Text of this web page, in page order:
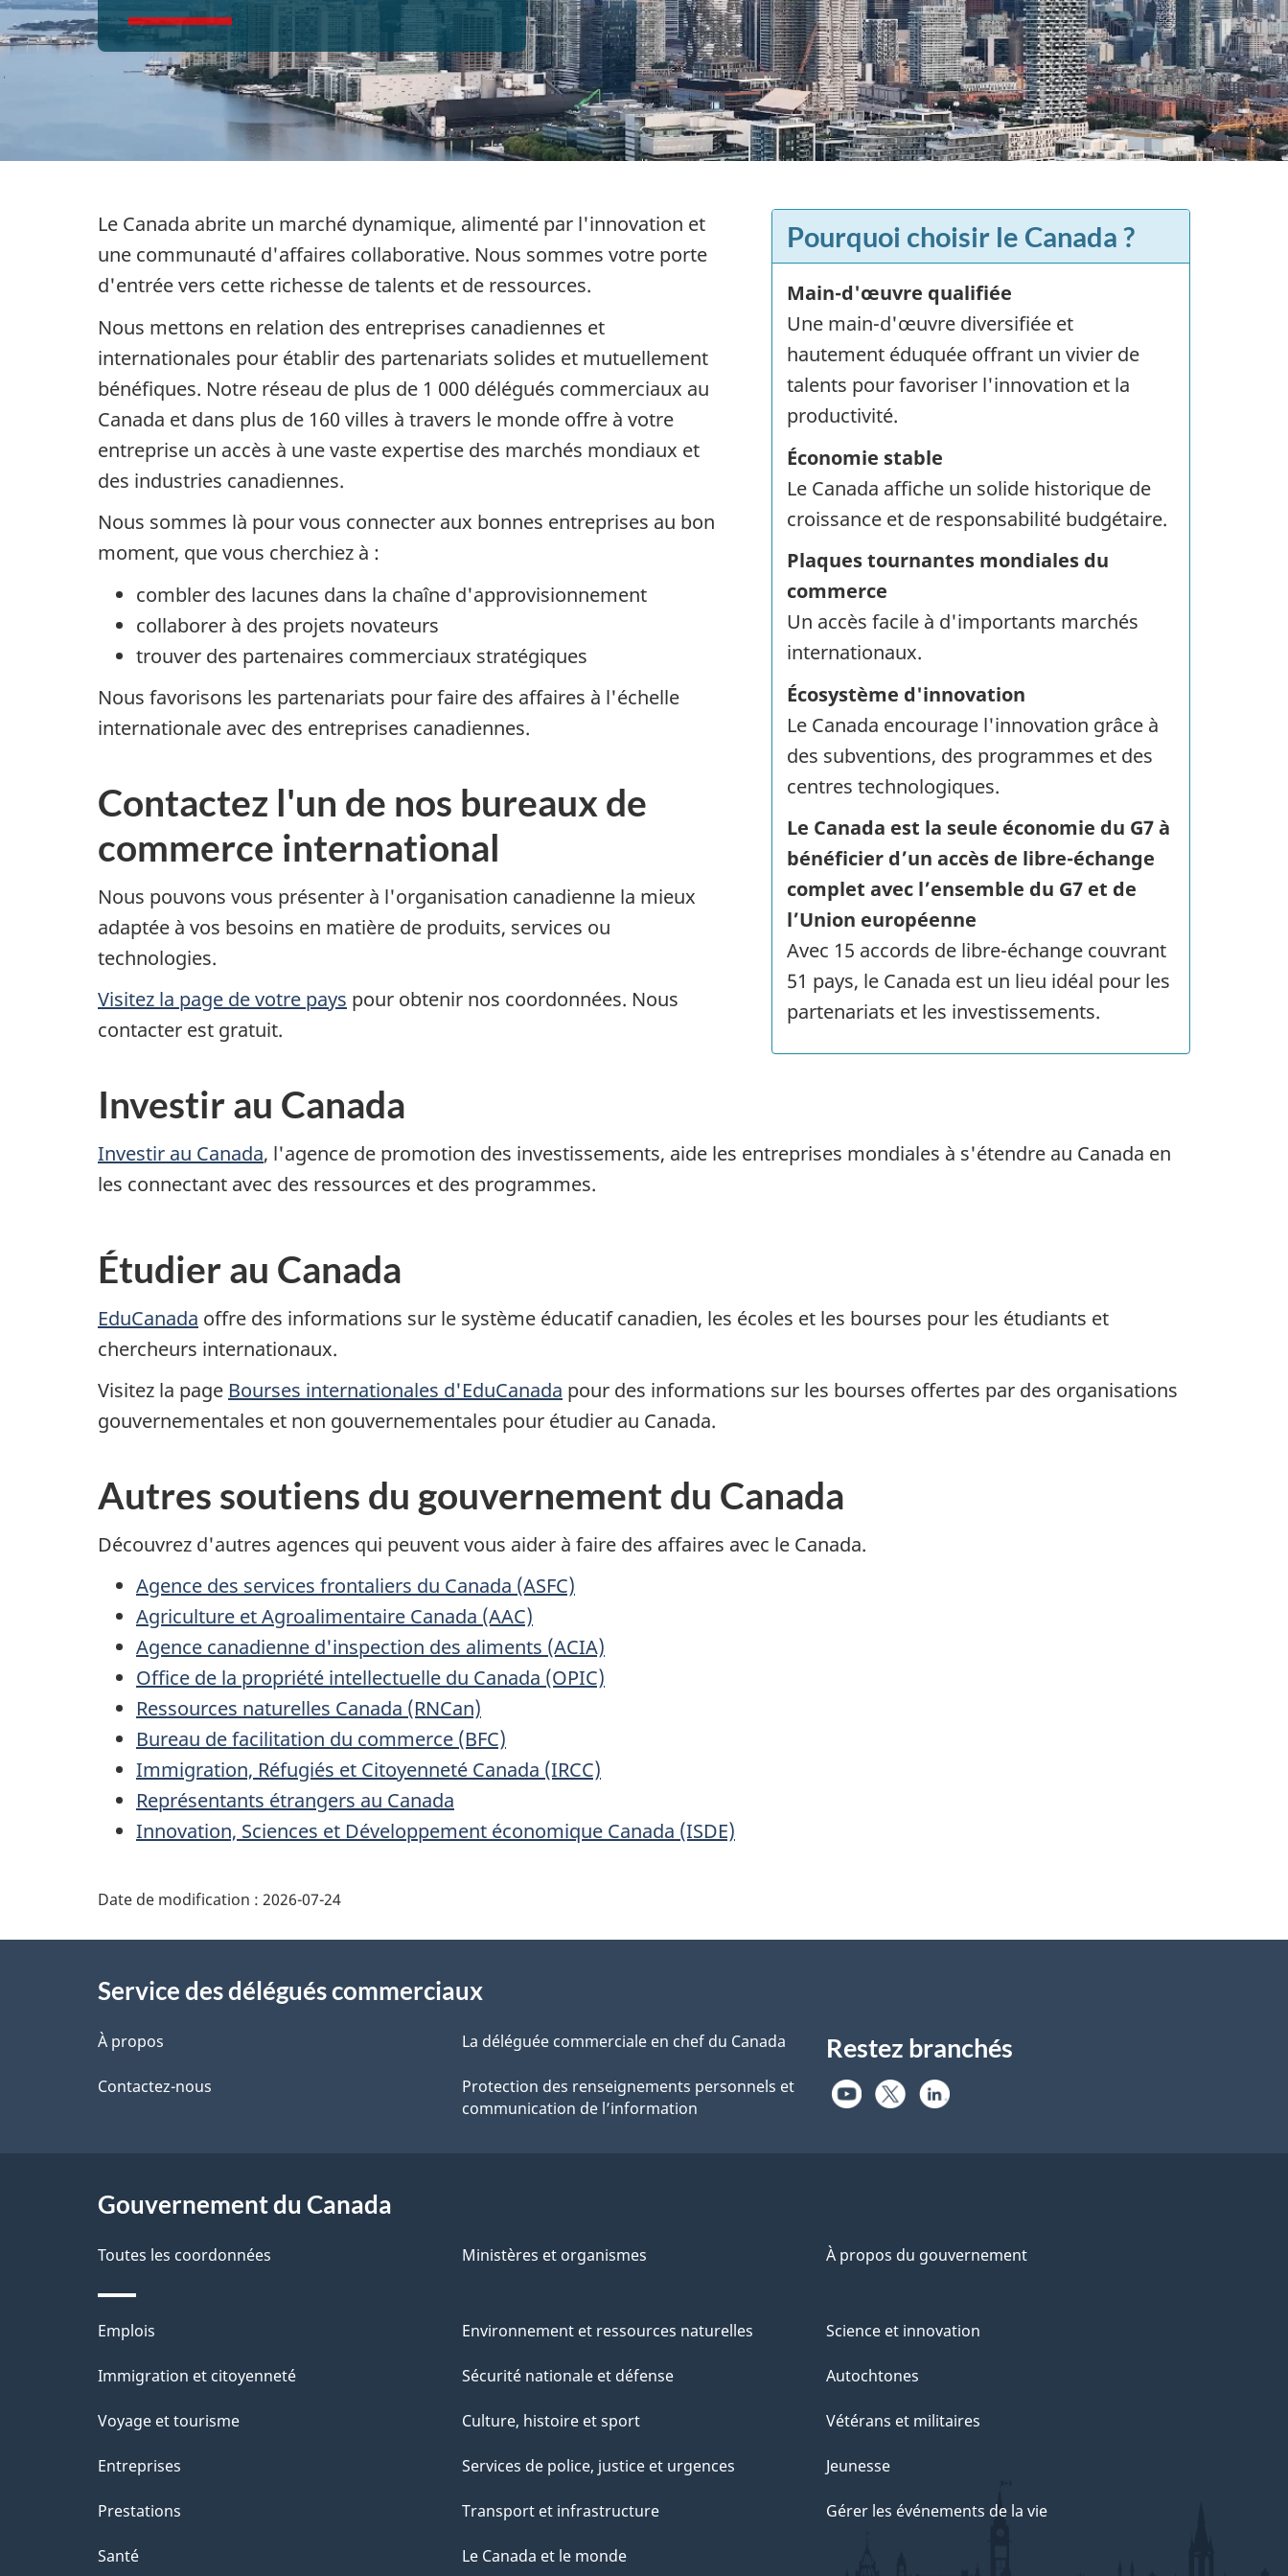
Pourquoi choisir le Canada ?
Main-d'œuvre qualifiée
Une main-d'œuvre diversifiée et
hautement éduquée offrant un vivier de
talents pour favoriser l'innovation et la
productivité.
Économie stable
Le Canada affiche un solide historique de
croissance et de responsabilité budgétaire.
Plaques tournantes mondiales du
commerce
Un accès facile à d'importants marchés
internationaux.
Écosystème d'innovation
Le Canada encourage l'innovation grâce à
des subventions, des programmes et des
centres technologiques.
Le Canada est la seule économie du G7 à
bénéficier d’un accès de libre-échange
complet avec l’ensemble du G7 et de
l’Union européenne
Avec 15 accords de libre-échange couvrant
51 pays, le Canada est un lieu idéal pour les
partenariats et les investissements.
Le Canada abrite un marché dynamique, alimenté par l'innovation et
une communauté d'affaires collaborative. Nous sommes votre porte
d'entrée vers cette richesse de talents et de ressources.
Nous mettons en relation des entreprises canadiennes et
internationales pour établir des partenariats solides et mutuellement
bénéfiques. Notre réseau de plus de 1 000 délégués commerciaux au
Canada et dans plus de 160 villes à travers le monde offre à votre
entreprise un accès à une vaste expertise des marchés mondiaux et
des industries canadiennes.
Nous sommes là pour vous connecter aux bonnes entreprises au bon
moment, que vous cherchiez à :
combler des lacunes dans la chaîne d'approvisionnement
collaborer à des projets novateurs
trouver des partenaires commerciaux stratégiques
Nous favorisons les partenariats pour faire des affaires à l'échelle
internationale avec des entreprises canadiennes.
Contactez l'un de nos bureaux de
commerce international
Nous pouvons vous présenter à l'organisation canadienne la mieux
adaptée à vos besoins en matière de produits, services ou
technologies.
Visitez la page de votre pays pour obtenir nos coordonnées. Nous
contacter est gratuit.
Investir au Canada
Investir au Canada, l'agence de promotion des investissements, aide les entreprises mondiales à s'étendre au Canada en
les connectant avec des ressources et des programmes.
Étudier au Canada
EduCanada offre des informations sur le système éducatif canadien, les écoles et les bourses pour les étudiants et
chercheurs internationaux.
Visitez la page Bourses internationales d'EduCanada pour des informations sur les bourses offertes par des organisations
gouvernementales et non gouvernementales pour étudier au Canada.
Autres soutiens du gouvernement du Canada
Découvrez d'autres agences qui peuvent vous aider à faire des affaires avec le Canada.
Agence des services frontaliers du Canada (ASFC)
Agriculture et Agroalimentaire Canada (AAC)
Agence canadienne d'inspection des aliments (ACIA)
Office de la propriété intellectuelle du Canada (OPIC)
Ressources naturelles Canada (RNCan)
Bureau de facilitation du commerce (BFC)
Immigration, Réfugiés et Citoyenneté Canada (IRCC)
Représentants étrangers au Canada
Innovation, Sciences et Développement économique Canada (ISDE)
Additional
Date de modification : 2026-07-24
Service des délégués commerciaux
À propos La déléguée commerciale en chef du Canada
Contactez-nous
Protection des renseignements personnels et
communication de l’information
Restez branchés
Gouvernement du Canada
Toutes les coordonnées Ministères et organismes À propos du gouvernement
Thèmes
et
Emplois
Immigration et citoyenneté
Voyage et tourisme
Entreprises
Prestations
Santé
Environnement et ressources naturelles
Sécurité nationale et défense
Culture, histoire et sport
Services de police, justice et urgences
Transport et infrastructure
Le Canada et le monde
Science et innovation
Autochtones
Vétérans et militaires
Jeunesse
Gérer les événements de la vie